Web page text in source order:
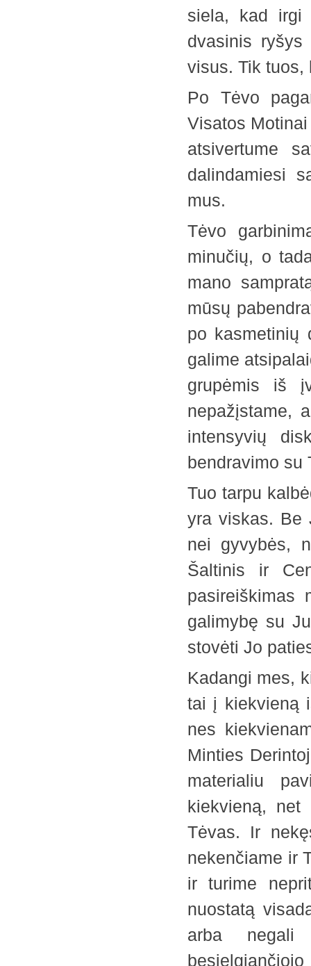
siela, kad irgi
dvasinis
visus. Tik tuos,
Po Tėvo
Visatos
atsivertume
dalindamiesi
mus.
Tėvo
minučių, o
mano
mūsų
po kasmetinių
galime
grupėmis iš
nepažįstame,
intensyvių
bendravimo su
Tuo tarpu
yra viskas. Be
nei gyvybės,
Šaltinis ir
pasireiškimas
galimybę su
stovėti Jo
Kadangi mes,
tai į kiekvieną
nes
Minties
materialiu
kiekvieną,
Tėvas. Ir
nekenčiame ir
ir turime
nuostatą
arba negali